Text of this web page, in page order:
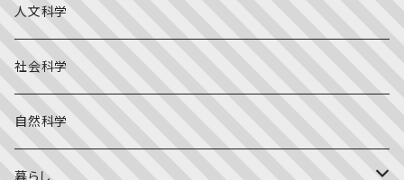
こどものとも0.1.2
こどものとも年少版
その他の月刊誌
おはなしプーカ
チャイルドブックアップル（2・3歳～）
日本の絵本
外国の絵本
昔話・民話
日本文学
詩・短歌・俳句・ことば
評論
エッセイ・日記
人文科学
社会科学
自然科学
暮らし